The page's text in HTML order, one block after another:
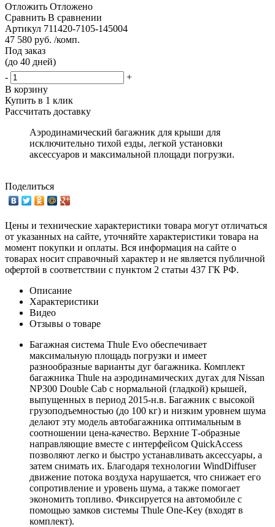
Отложить Отложено
Сравнить В сравнении
Артикул 711420-7105-145004
47 580 руб. /комп.
Под заказ
(до 40 дней)
-
+
В корзину
Купить в 1 клик
Рассчитать доставку
Аэродинамический багажник для крыши для
исключительно тихой езды, легкой установки
аксессуаров и максимальной площади погрузки.
Поделиться
Цены и технические характеристики товара могут отличаться
от указанных на сайте, уточняйте характеристики товара на
момент покупки и оплаты. Вся информация на сайте о
товарах носит справочный характер и не является публичной
офертой в соответствии с пунктом 2 статьи 437 ГК РФ.
Описание
Характеристики
Видео
Отзывы о товаре
Багажная система Thule Evo обеспечивает
максимальную площадь погрузки и имеет
разнообразные варианты дуг багажника. Комплект
багажника Thule на аэродинамических дугах для Nissan
NP300 Double Cab с нормальной (гладкой) крышей,
выпущенных в период 2015-н.в. Багажник с высокой
грузоподъемностью (до 100 кг) и низким уровнем шума
делают эту модель автобагажника оптимальным в
соотношении цена-качество. Верхние Т-образные
направляющие вместе с интерфейсом QuickAccess
позволяют легко и быстро устанавливать аксессуары, а
затем снимать их. Благодаря технологии WindDiffuser
движение потока воздуха нарушается, что снижает его
сопротивление и уровень шума, а также помогает
экономить топливо. Фиксируется на автомобиле с
помощью замков системы Thule One-Key (входят в
комплект).